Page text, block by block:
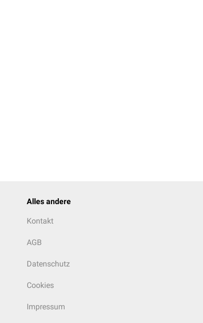
Alles andere
Kontakt
AGB
Datenschutz
Cookies
Impressum